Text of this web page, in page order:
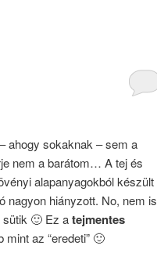
ahogy sokaknak – sem a
nem a barátom… A tej és
alapanyagokból készült
nagyon hiányzott. No, nem is
sütik 🙂 Ez atejmentes
mint az “eredeti” 🙂